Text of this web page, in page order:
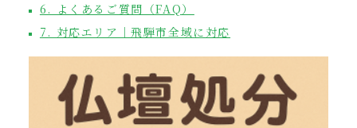
6. よくあるご質問（FAQ）
7. 対応エリア｜飛騨市全域に対応